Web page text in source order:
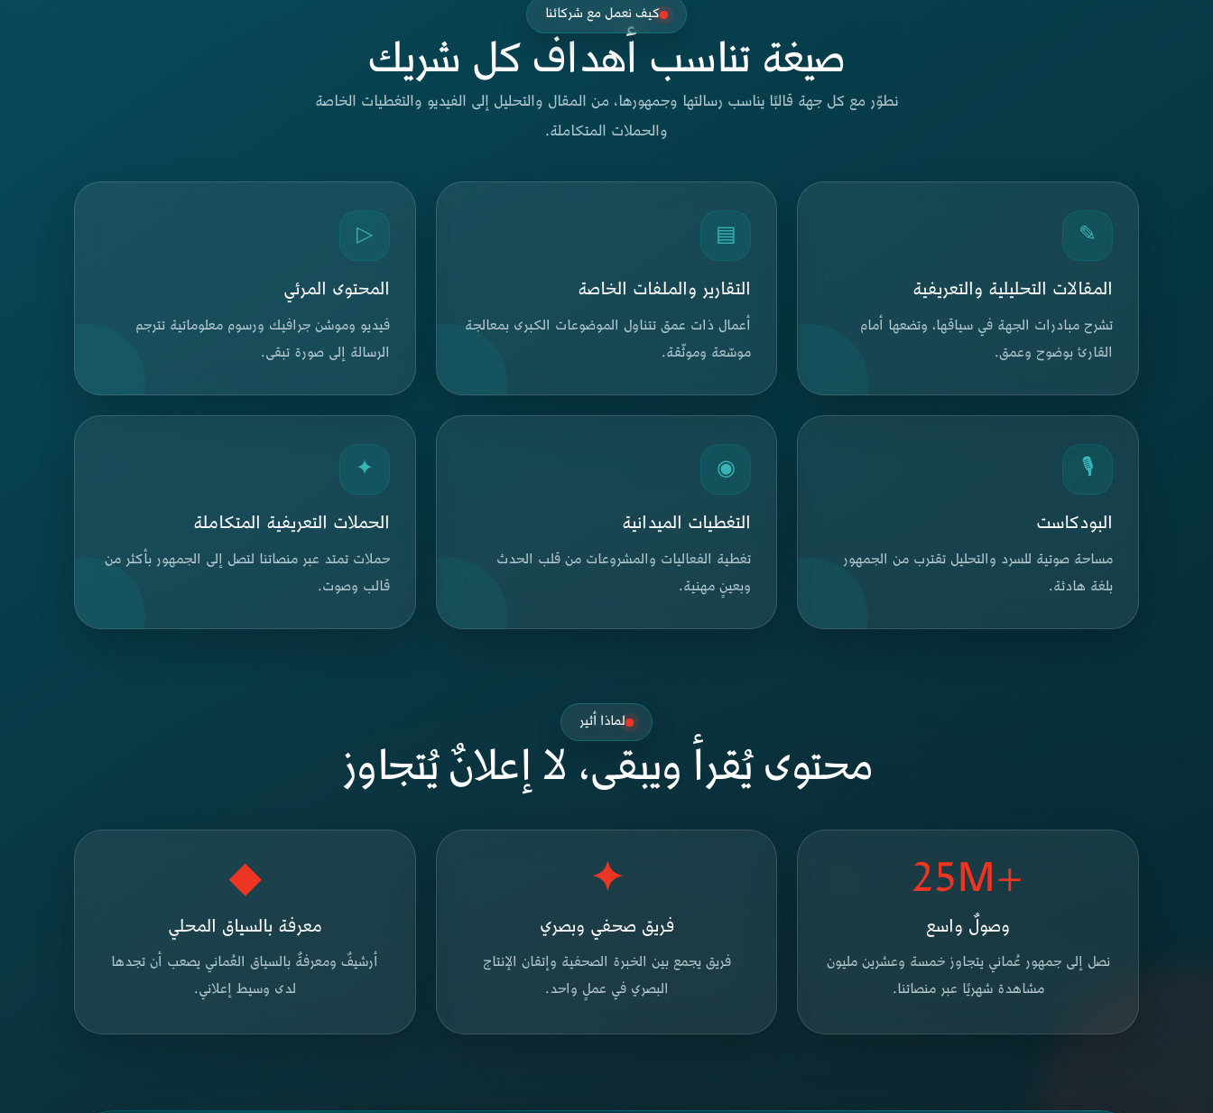
كيف نعمل مع شركائنا
صيغة تناسب أهداف كل شريك
نطوّر مع كل جهة قالبًا يناسب رسالتها وجمهورها، من المقال والتحليل إلى الفيديو والتغطيات الخاصة
والحملات المتكاملة.
✎
المقالات التحليلية والتعريفية
تشرح مبادرات الجهة في سياقها، وتضعها أمام
القارئ بوضوح وعمق.
▤
التقارير والملفات الخاصة
أعمال ذات عمق تتناول الموضوعات الكبرى بمعالجة
موسّعة وموثّقة.
▷
المحتوى المرئي
فيديو وموشن جرافيك ورسوم معلوماتية تترجم
الرسالة إلى صورة تبقى.
🎙
البودكاست
مساحة صوتية للسرد والتحليل تقترب من الجمهور
بلغة هادئة.
◉
التغطيات الميدانية
تغطية الفعاليات والمشروعات من قلب الحدث
وبعينٍ مهنية.
✦
الحملات التعريفية المتكاملة
حملات تمتد عبر منصاتنا لتصل إلى الجمهور بأكثر من
قالب وصوت.
لماذا أثير
محتوى يُقرأ ويبقى، لا إعلانٌ يُتجاوز
+25M
وصولٌ واسع
نصل إلى جمهور عُماني يتجاوز خمسة وعشرين مليون
مشاهدة شهريًا عبر منصاتنا.
✦
فريق صحفي وبصري
فريق يجمع بين الخبرة الصحفية وإتقان الإنتاج
البصري في عملٍ واحد.
◆
معرفة بالسياق المحلي
أرشيفٌ ومعرفةٌ بالسياق العُماني يصعب أن تجدها
لدى وسيط إعلاني.